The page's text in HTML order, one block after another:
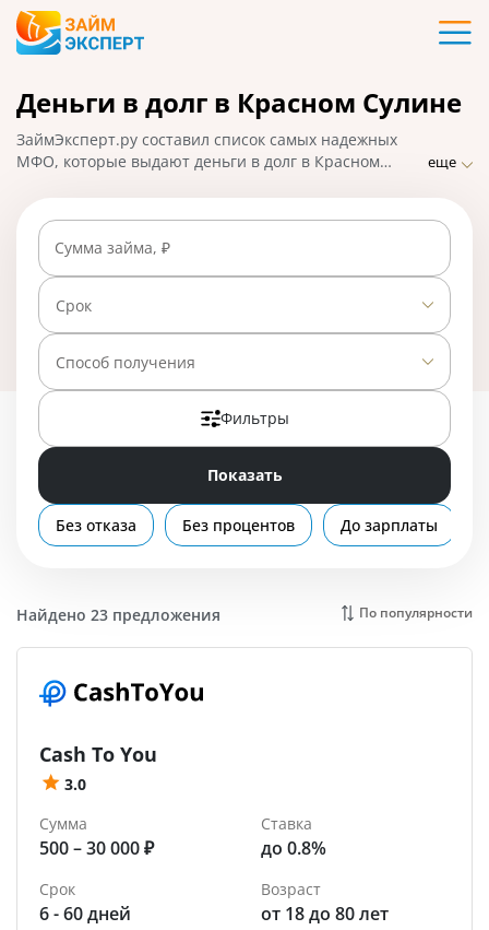
Карты
Кредиты
Ипотека
Займы
Вклады
Бизнес
Деньги в долг в Красном Сулине
ЗаймЭксперт.ру составил список самых надежных
МФО, которые выдают деньги в долг в Красном
лучшее, подавайте заявку на микрозайм онлайн,
взять деньги можно наличными или на карту, счет,
кошелек. На 01.05.2025 вам доступно 23 предложения
со ставкой от 0% в день.
еще
Сумма займа, ₽
Срок
Способ получения
Фильтры
Показать
Без отказа Без процентов До зарплаты
Найдено 23 предложения По популярности
Cash To You
3.0
Сумма
500 – 30 000 ₽
Ставка
до 0.8%
Срок
6 - 60 дней
Возраст
от 18 до 80 лет